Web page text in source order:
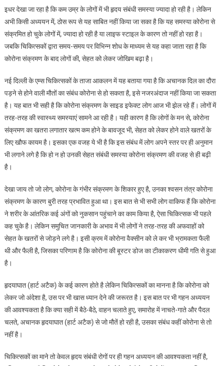
इधर देखा जा रहा है कि कम उम्र के लोगों में भी हृदय संबंधी समस्या ज्यादा हो रही है। लेकिन
अभी किसी अध्ययन में, ठोस रूप से यह साबित नहीं किया जा सका है कि यह समस्या कोरोना से
संक्रमित हो चुके लोगों में, ज्यादा हो रही है या लाइफ स्टाइल के कारण तो नहीं हो रहा है।
जबकि चिकित्सकों द्वारा समय-समय पर विभिन्न शोध के माध्यम से यह कहा जाता रहा है कि
कोरोना संक्रमण के बाद लोगों की, सेहत को लेकर जोखिम बढ़ा है।
नई दिल्ली के एम्स चिकित्सकों के ताजा आकलन में यह बताया गया है कि अचानक दिल का दौरा
पड़ने से होने वाली मौतों का संबंध कोरोना से हो सकता है, इसे नजरअंदाज नहीं किया जा सकता
है। यह बात भी सही है कि कोरोना संक्रमण के साइड इफेक्ट लोग आज भी झेल रहे हैं। लोगों में
तरह-तरह की स्वास्थ्य समस्याएं सामने आ रही है। यही कारण है कि लोगों के मन से, कोरोना
संक्रमण का खतरा लगातार खत्म कम होने के बावजूद भी, सेहत को लेकर होने वाले खतरों के
लिए खौफ कायम है। इसका एक वजह ये भी है कि इस संबंध में लोग अपने स्तर पर ही अनुमान
भी लगाने लगे है कि हो न हो उनकी सेहत संबंधी समस्या कोरोना संक्रमण की वजह से ही बढ़ी
है।
देखा जाय तो जो लोग, कोरोना के गंभीर संक्रमण के शिकार हुए है, उनका श्वसन तंत्र कोरोना
संक्रमण के कारण बुरी तरह प्रभावित हुआ था। इस बात से भी सभी लोग वाकिफ हैं कि कोरोना
ने शरीर के आंतरिक कई अंगों को नुकसान पहुंचाने का काम किया है, ऐसा चिकित्सक भी पहले
कह चुके है। लेकिन समुचित जानकारी के अभाव में भी लोगों ने तरह-तरह की अफवाहों को
सेहत के खतरों से जोड़ने लगे है। इसी क्रम में कोरोना वैक्सीन को ले कर भी भ्रामकता फैली
थी और फैली है, जिसका परिणाम है कि कोरोना की बूस्टर डोज का टीकाकरण धीमी गति से हुआ
है।
हृदयाघात (हार्ट अटैक) के कई कारण होते है लेकिन चिकित्सकों का मानना है कि कोरोना को
लेकर जो अंदेशा है, उस पर भी खास ध्यान देने की जरूरत है। इस बात पर भी गहन अध्ययन
की आवश्यकता है कि क्या सही में बैठे-बैठे, वाहन चलाते हुए, समारोह में नाचते-गाते और पैदल
चलते, अचानक हृदयाघात (हार्ट अटैक) से जो मौतें हो रही है, उसका संबंध कहीं कोरोना से तो
नहीं है।
चिकित्सकों का माने तो केवल हृदय संबंधी रोगों पर ही गहन अध्ययन की आवश्यकता नहीं है,